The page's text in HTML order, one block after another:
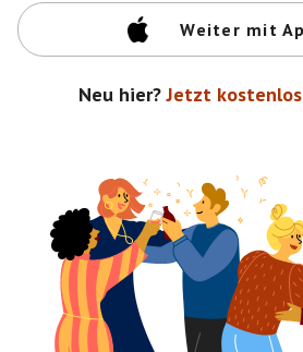
Weiter mit
Neu hier? Jetzt